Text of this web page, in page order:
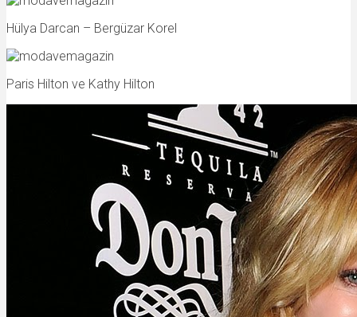
Hülya Darcan – Bergüzar Korel
Paris Hilton ve Kathy Hilton